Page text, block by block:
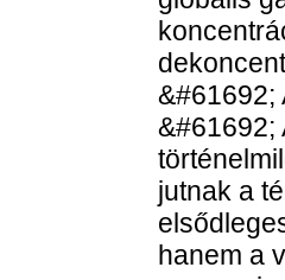
&#61692;
&#61692;
jutnak a
hanem a